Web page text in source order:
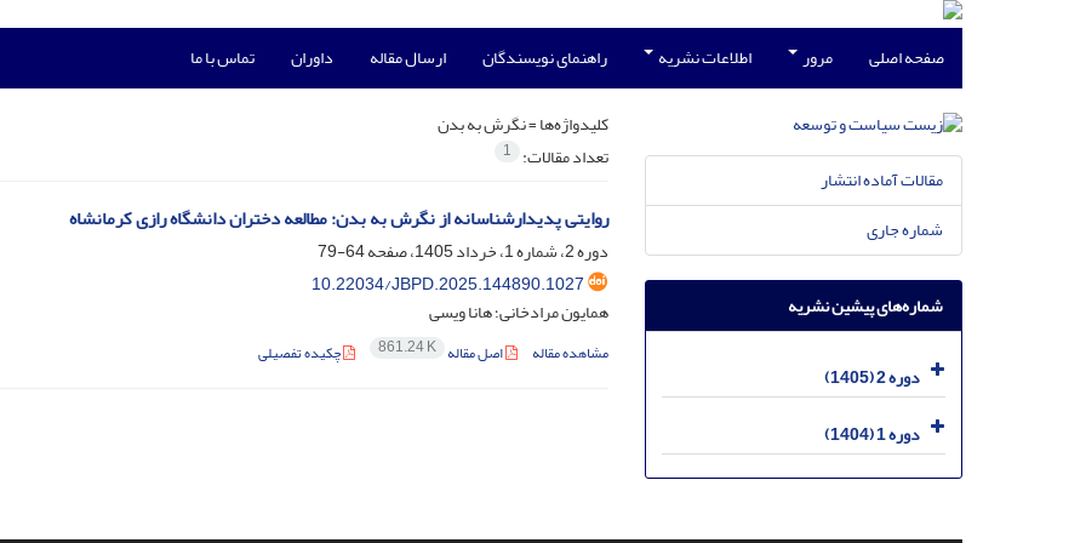
صفحه اصلی مرور اطلاعات نشریه راهنمای نویسندگان ارسال مقاله داوران تماس با ما
کلیدواژه‌ها =نگرش به بدن
تعداد مقالات: 1
روایتی پدیدارشناسانه از نگرش به بدن: مطالعه دختران دانشگاه رازی کرمانشاه
دوره 2، شماره 1، خرداد 1405، صفحه
64-79
10.22034/JBPD.2025.144890.1027
همایون مرادخانی؛ هانا ویسی
مشاهده مقاله اصل مقاله 861.24 K چکیده تفصیلی
مقالات آماده انتشار
شماره جاری
شماره‌های پیشین نشریه
دوره 2 (1405)
دوره 1 (1404)